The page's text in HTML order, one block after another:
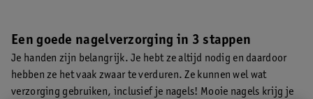
Een goede nagelverzorging in 3 stappen
Je handen zijn belangrijk. Je hebt ze altijd nodig en daardoor
hebben ze het vaak zwaar te verduren. Ze kunnen wel wat
verzorging gebruiken, inclusief je nagels! Mooie nagels krijg je